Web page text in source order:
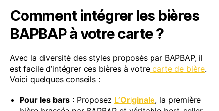
Comment intégrer les bières
BAPBAP à votre carte ?
Avec la diversité des styles proposés par BAPBAP, il
est facile d’intégrer ces bières à votre carte de bière.
Voici quelques conseils :
Pour les bars : Proposez L’Originale, la première